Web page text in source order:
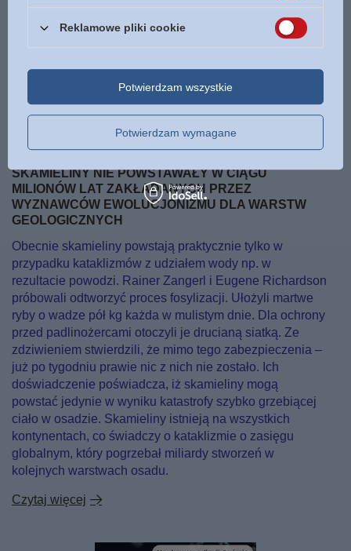
SKAMIELINY NIE POWSTAWAŁY W CIĄGU
MILIONÓW LAT ZAKŁADANYCH PRZEZ
WYZNAWCÓW EWOLUCJONIZMU DLA WARSTW
GEOLOGICZNYCH
Obecnie skamieliny powstają praktycznie tylko w
przypadku kataklizmów z udziałem wody np. w
rezultacie powodzi. Rainer Zangerl i Eugene Richardson
próbowali odtworzyć proces fosylizacji. Ułożyli martwe
ryby o wadze pół kg każda w mulistym dnie. Dla ochrony
przed padlinożercami otoczyli je drucianą siatką. Ze
zdziwieniem stwierdzili, że mimo tego zabezpieczenia –
już po tygodniu prawie nic z nich nie zostało. Ich
doświadczenie poświadcza, iż skamieliny mogą
powstać jedynie w wyniku katastrofy szybko grzebiącej
ciało w osadzie. Skamieliny istnieją na wszystkich
kontynentach, co świadczy o kataklizmie o zasięgu
globalnym, który pogrzebał miliardy stworzeń w
kolejnych warstwach osadu.
Czytaj więcej
Reklamowe pliki cookie
Potwierdzam wymagane
Potwierdzam wszystkie